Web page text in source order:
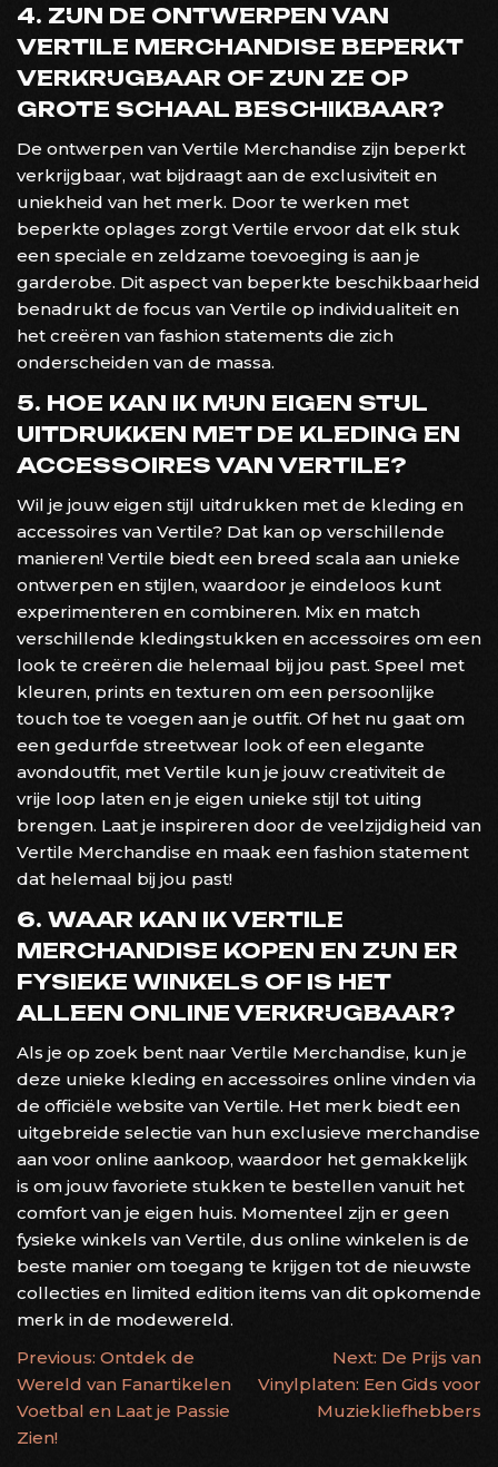
4. ZIJN DE ONTWERPEN VAN
VERTILE MERCHANDISE BEPERKT
VERKRIJGBAAR OF ZIJN ZE OP
GROTE SCHAAL BESCHIKBAAR?
De ontwerpen van Vertile Merchandise zijn beperkt
verkrijgbaar, wat bijdraagt aan de exclusiviteit en
uniekheid van het merk. Door te werken met
beperkte oplages zorgt Vertile ervoor dat elk stuk
een speciale en zeldzame toevoeging is aan je
garderobe. Dit aspect van beperkte beschikbaarheid
benadrukt de focus van Vertile op individualiteit en
het creëren van fashion statements die zich
onderscheiden van de massa.
5. HOE KAN IK MIJN EIGEN STIJL
UITDRUKKEN MET DE KLEDING EN
ACCESSOIRES VAN VERTILE?
Wil je jouw eigen stijl uitdrukken met de kleding en
accessoires van Vertile? Dat kan op verschillende
manieren! Vertile biedt een breed scala aan unieke
ontwerpen en stijlen, waardoor je eindeloos kunt
experimenteren en combineren. Mix en match
verschillende kledingstukken en accessoires om een
look te creëren die helemaal bij jou past. Speel met
kleuren, prints en texturen om een persoonlijke
touch toe te voegen aan je outfit. Of het nu gaat om
een gedurfde streetwear look of een elegante
avondoutfit, met Vertile kun je jouw creativiteit de
vrije loop laten en je eigen unieke stijl tot uiting
brengen. Laat je inspireren door de veelzijdigheid van
Vertile Merchandise en maak een fashion statement
dat helemaal bij jou past!
6. WAAR KAN IK VERTILE
MERCHANDISE KOPEN EN ZIJN ER
FYSIEKE WINKELS OF IS HET
ALLEEN ONLINE VERKRIJGBAAR?
Als je op zoek bent naar Vertile Merchandise, kun je
deze unieke kleding en accessoires online vinden via
de officiële website van Vertile. Het merk biedt een
uitgebreide selectie van hun exclusieve merchandise
aan voor online aankoop, waardoor het gemakkelijk
is om jouw favoriete stukken te bestellen vanuit het
comfort van je eigen huis. Momenteel zijn er geen
fysieke winkels van Vertile, dus online winkelen is de
beste manier om toegang te krijgen tot de nieuwste
collecties en limited edition items van dit opkomende
merk in de modewereld.
BERICHTNAVIGATIE
Previous: Ontdek de
Wereld van Fanartikelen
Voetbal en Laat je Passie
Zien!
Next: De Prijs van
Vinylplaten: Een Gids voor
Muziekliefhebbers